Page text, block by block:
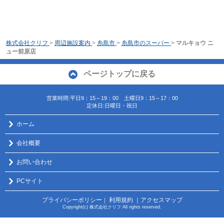
株式会社クリフ > 周辺施設案内 > 糸島市 > 糸島市のスーパー > マルキョウ ニ
ュー前原店
ページトップに戻る
営業時間:平日9：15～19：00 土曜日9：15～17：00
定休日:日曜日・祝日
ホーム
会社概要
お問い合わせ
PCサイト
プライバシーポリシー ｜ 利用規約 ｜アクセスマップ
Copyright(c) 株式会社クリフ All rights reserved.